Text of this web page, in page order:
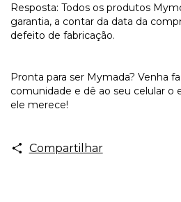
Resposta: Todos os produtos
garantia, a contar da data da
defeito de fabricação.
Pronta para ser Mymada? Venha
comunidade e dê ao seu celular o
ele merece!
Compartilhar